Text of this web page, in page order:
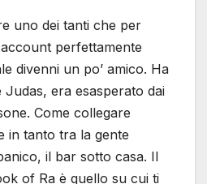
uno dei tanti che per
perfettamente
divenni un po’ amico. Ha
era esasperato dai
Come collegare
in tanto tra la gente
il bar sotto casa. Il
of Ra è quello su cui ti